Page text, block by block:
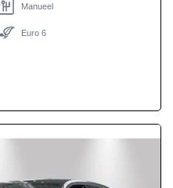
Manueel
Euro 6